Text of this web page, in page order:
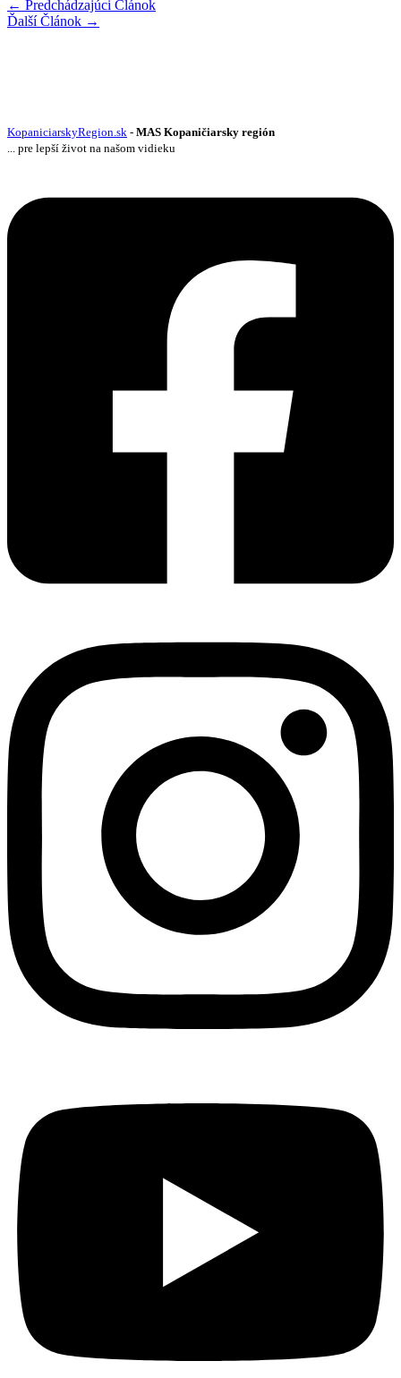
← Predchádzajúci Článok
Ďalší Článok →
KopaniciarskyRegion.sk - MAS Kopaničiarsky región
... pre lepší život na našom vidieku